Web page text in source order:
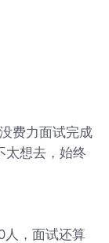
费力面试完成
太想去，始终
人，面试还算